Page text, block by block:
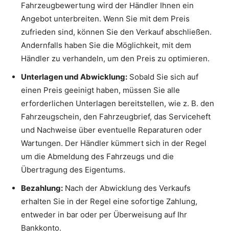
Fahrzeugbewertung wird der Händler Ihnen ein
Angebot unterbreiten. Wenn Sie mit dem Preis
zufrieden sind, können Sie den Verkauf abschließen.
Andernfalls haben Sie die Möglichkeit, mit dem
Händler zu verhandeln, um den Preis zu optimieren.
Unterlagen und Abwicklung: Sobald Sie sich auf
einen Preis geeinigt haben, müssen Sie alle
erforderlichen Unterlagen bereitstellen, wie z. B. den
Fahrzeugschein, den Fahrzeugbrief, das Serviceheft
und Nachweise über eventuelle Reparaturen oder
Wartungen. Der Händler kümmert sich in der Regel
um die Abmeldung des Fahrzeugs und die
Übertragung des Eigentums.
Bezahlung: Nach der Abwicklung des Verkaufs
erhalten Sie in der Regel eine sofortige Zahlung,
entweder in bar oder per Überweisung auf Ihr
Bankkonto.